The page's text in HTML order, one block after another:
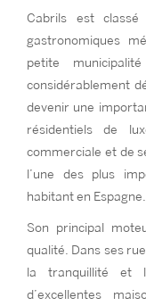
Cabrils est classé
gastronomiques
petite
considérablement
devenir une
résidentiels de
commerciale et de
l’une des plus
habitant en Espagne.
Son principal
qualité. Dans ses
la tranquillité et
d’excellentes